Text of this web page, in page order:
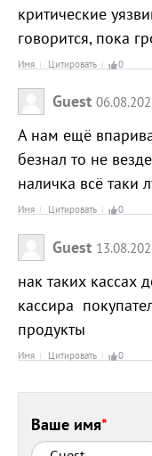
критические
говорится, пока
Имя Цитировать 0
Guest
А нам ещё
безнал то не
наличка всё таки
Имя Цитировать 0
Guest
нак таких кассах
кассира
продукты
Имя Цитировать 0
Ваше имя*